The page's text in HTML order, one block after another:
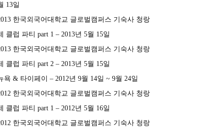
13일
한국외국어대학교 글로벌캠퍼스 기숙사 청랑
클럽 파티 part 1 – 2013년 5월 15일
한국외국어대학교 글로벌캠퍼스 기숙사 청랑
클럽 파티 part 2 – 2013년 5월 15일
욕 & 타이페이 – 2012년 9월 14일 ~ 9월 24일
한국외국어대학교 글로벌캠퍼스 기숙사 청랑
클럽 파티 part 1 – 2012년 5월 16일
한국외국어대학교 글로벌캠퍼스 기숙사 청랑